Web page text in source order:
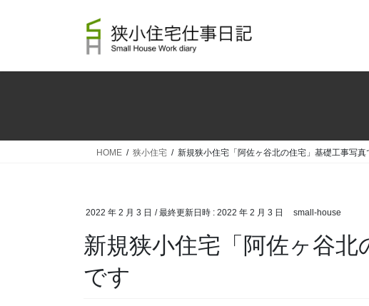
ッ
移
HOME 狭小住宅 新規狭小住宅「阿佐ヶ谷北の住宅」基礎工事写真
2022 年 2 月 3 日 / 最終更新日時 : 2022 年 2 月 3 日 small-house
新規狭小住宅「阿佐ヶ谷北
です